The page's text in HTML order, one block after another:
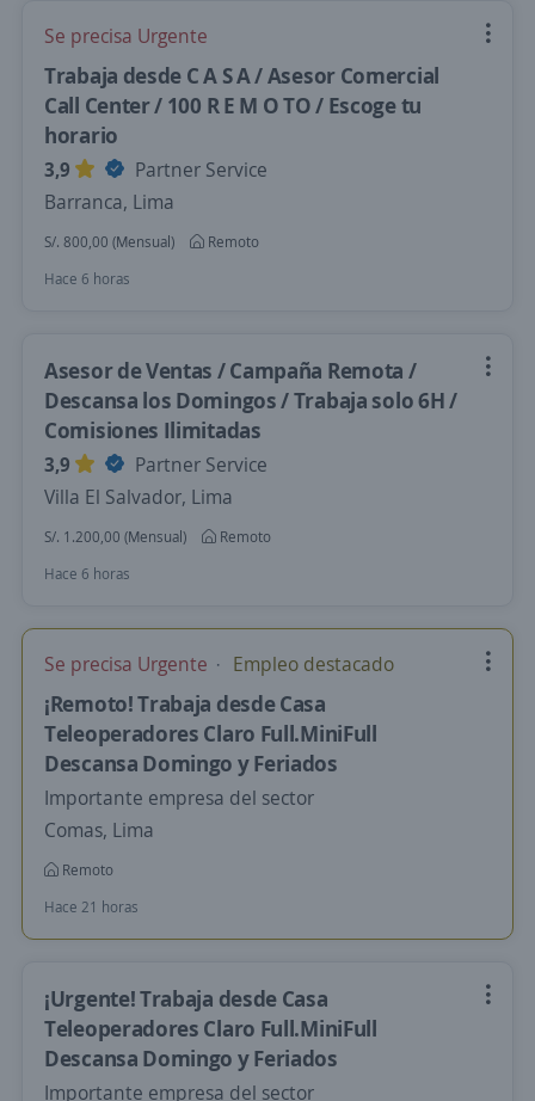
Se precisa Urgente
Trabaja desde C A S A / Asesor Comercial
Call Center / 100 R E M O TO / Escoge tu
horario
3,9
Partner Service
Barranca, Lima
S/. 800,00 (Mensual)
Remoto
Hace 6 horas
Asesor de Ventas / Campaña Remota /
Descansa los Domingos / Trabaja solo 6H /
Comisiones Ilimitadas
3,9
Partner Service
Villa El Salvador, Lima
S/. 1.200,00 (Mensual)
Remoto
Hace 6 horas
Se precisa Urgente Empleo destacado
¡Remoto! Trabaja desde Casa
Teleoperadores Claro Full.MiniFull
Descansa Domingo y Feriados
Importante empresa del sector
Comas, Lima
Remoto
Hace 21 horas
¡Urgente! Trabaja desde Casa
Teleoperadores Claro Full.MiniFull
Descansa Domingo y Feriados
Importante empresa del sector